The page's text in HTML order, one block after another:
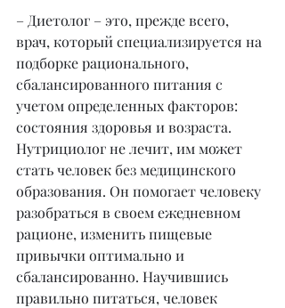
– Диетолог – это, прежде всего,
врач, который специализируется на
подборке рационального,
сбалансированного питания с
учетом определенных факторов:
состояния здоровья и возраста.
Нутрициолог не лечит, им может
стать человек без медицинского
образования. Он помогает человеку
разобраться в своем ежедневном
рационе, изменить пищевые
привычки оптимально и
сбалансированно. Научившись
правильно питаться, человек